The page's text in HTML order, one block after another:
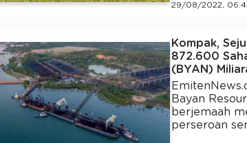
29/08/2022,
Kompak,
872.600
(BYAN)
Bayan
berjemaah
perseroan